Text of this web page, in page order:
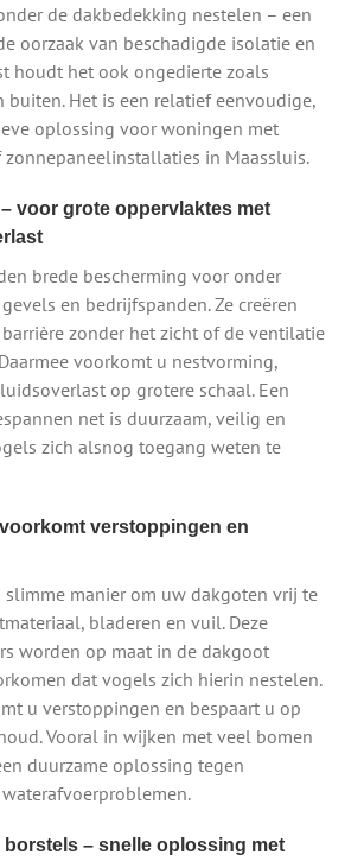
de dakbedekking nestelen – een
oorzaak van beschadigde isolatie en
houdt het ook ongedierte zoals
buiten. Het is een relatief eenvoudige,
oplossing voor woningen met
in Maassluis.
voor grote oppervlaktes met
brede bescherming voor onder
en bedrijfspanden. Ze creëren
zonder het zicht of de ventilatie
voorkomt u nestvorming,
op grotere schaal. Een
net is duurzaam, veilig en
zich alsnog toegang weten te
verstoppingen en
slimme manier om uw dakgoten vrij te
bladeren en vuil. Deze
worden op maat in de dakgoot
dat vogels zich hierin nestelen.
u verstoppingen en bespaart u op
Vooral in wijken met veel bomen
duurzame oplossing tegen
borstels – snelle oplossing met